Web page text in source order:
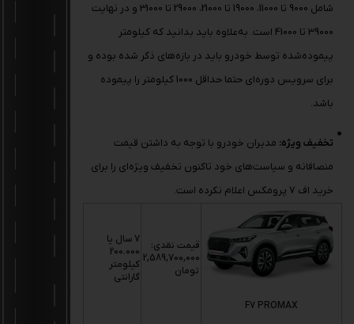
شامل 9000 تا 11000، 19000 تا 21000، 29000 تا 31000 و در نهایت
39000 تا 41000 است. به‌علاوه باید بدانید که کیلومتر
پیموده‌شده توسط خودرو باید در بازه‌های ذکر شده بوده و
برای سرویس دوره‌ای حتما حداقل 1000 کیلومتر را پیموده
باشد.
تخفیف ویژه: مدیران خودرو با توجه به داشتن قیمت
منصافانه و سیاست‌های خود تاکنون تخفیف ویژه‌ای را برای
خرید اف 7 پرومکس اعلام نکرده است.
F7 PROMAX
قیمت نقدی:
2,589,700,000
تومان
7 سال یا
200.000
کیلومتر
گارانتی